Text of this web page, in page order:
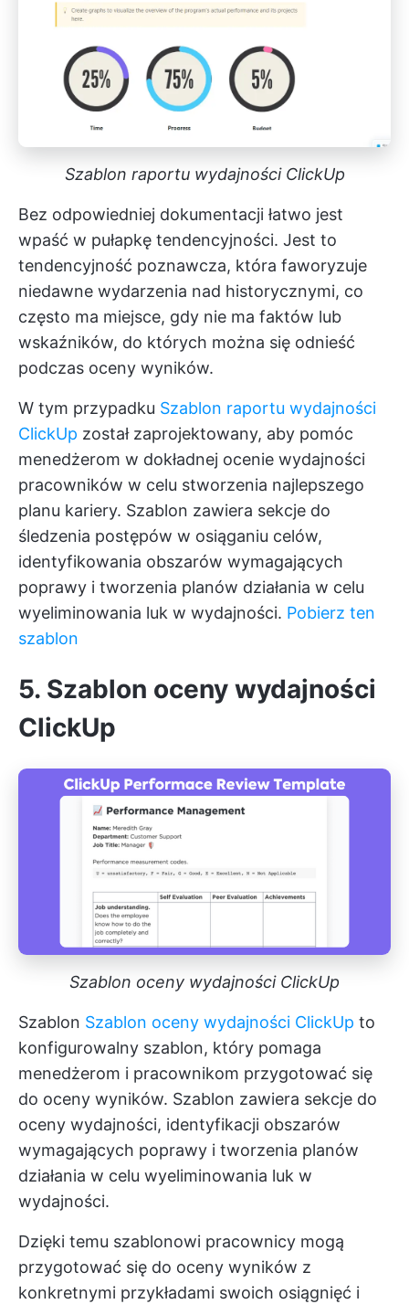
Szablon raportu wydajności ClickUp
Bez odpowiedniej dokumentacji łatwo jest
wpaść w pułapkę tendencyjności. Jest to
tendencyjność poznawcza, która faworyzuje
niedawne wydarzenia nad historycznymi, co
często ma miejsce, gdy nie ma faktów lub
wskaźników, do których można się odnieść
podczas oceny wyników.
W tym przypadku Szablon raportu wydajności
ClickUp został zaprojektowany, aby pomóc
menedżerom w dokładnej ocenie wydajności
pracowników w celu stworzenia najlepszego
planu kariery. Szablon zawiera sekcje do
śledzenia postępów w osiąganiu celów,
identyfikowania obszarów wymagających
poprawy i tworzenia planów działania w celu
wyeliminowania luk w wydajności. Pobierz ten
szablon
5. Szablon oceny wydajności
ClickUp
Szablon oceny wydajności ClickUp
Szablon Szablon oceny wydajności ClickUp to
konfigurowalny szablon, który pomaga
menedżerom i pracownikom przygotować się
do oceny wyników. Szablon zawiera sekcje do
oceny wydajności, identyfikacji obszarów
wymagających poprawy i tworzenia planów
działania w celu wyeliminowania luk w
wydajności.
Dzięki temu szablonowi pracownicy mogą
przygotować się do oceny wyników z
konkretnymi przykładami swoich osiągnięć i